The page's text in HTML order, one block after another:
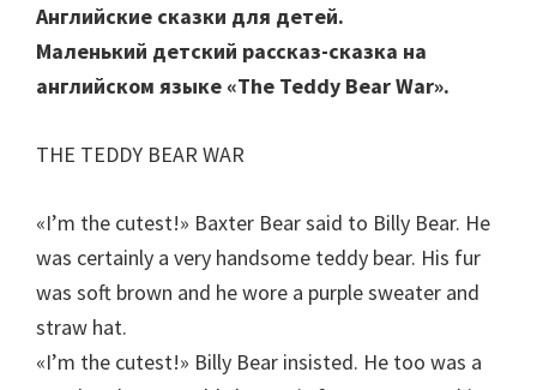
Английские сказки для детей.
Маленький детский рассказ-сказка на
английском языке «The Teddy Bear War».
THE TEDDY BEAR WAR
«I’m the cutest!» Baxter Bear said to Billy Bear. He
was certainly a very handsome teddy bear. His fur
was soft brown and he wore a purple sweater and
straw hat.
«I’m the cutest!» Billy Bear insisted. He too was a